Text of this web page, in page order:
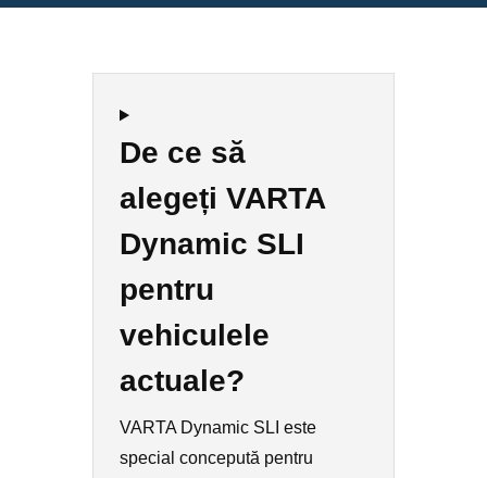
De ce să
alegeți VARTA
Dynamic SLI
pentru
vehiculele
actuale?
VARTA Dynamic SLI este
special concepută pentru